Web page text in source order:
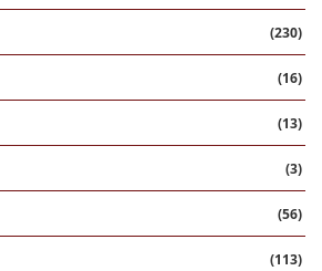
(230)
(16)
(13)
(3)
(56)
(113)